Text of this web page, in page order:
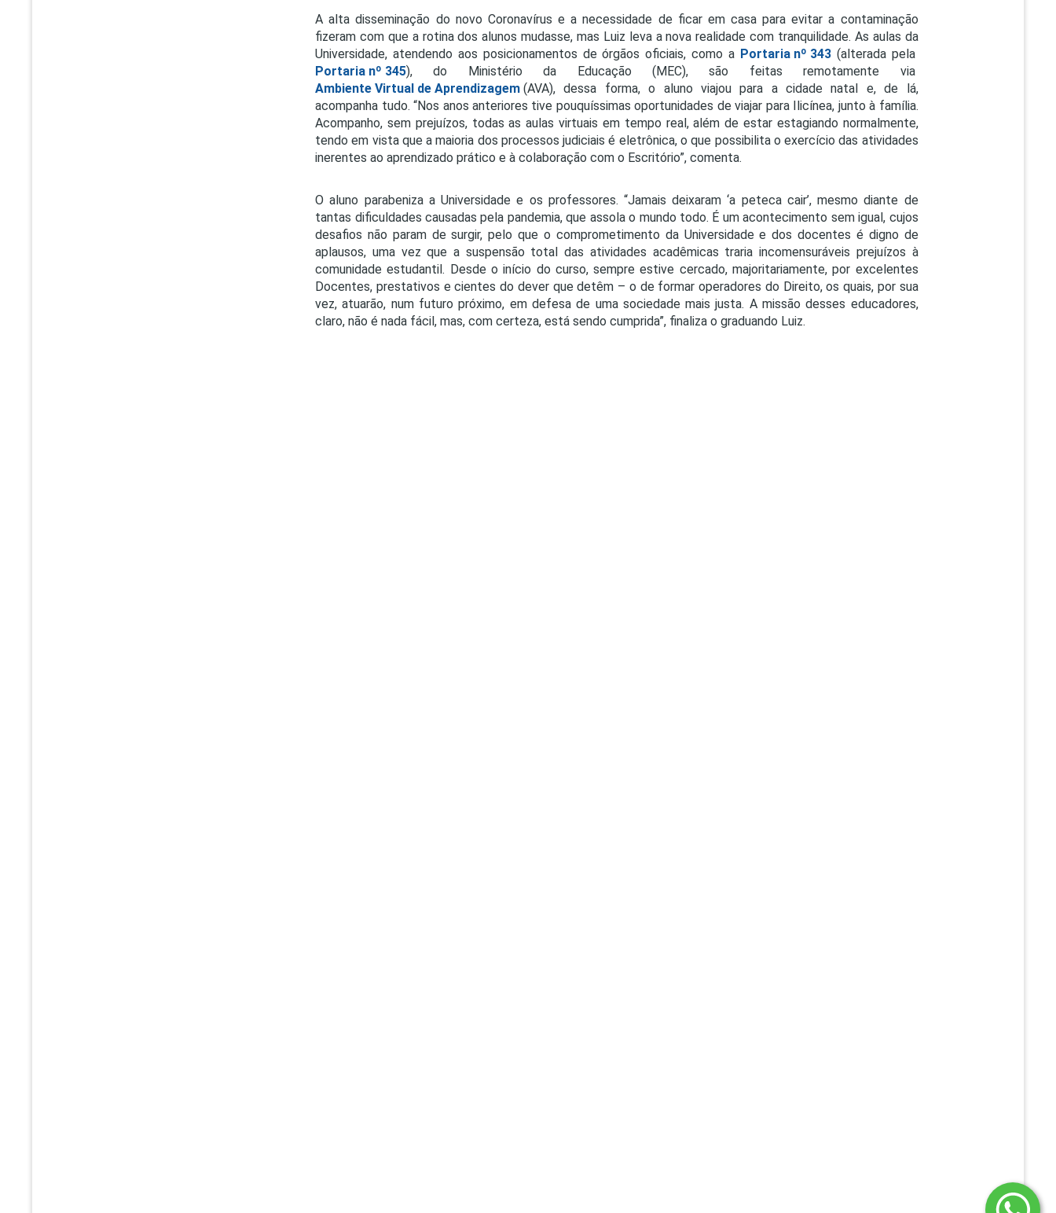
A alta disseminação do novo Coronavírus e a necessidade de ficar em casa para evitar a contaminação
fizeram com que a rotina dos alunos mudasse, mas Luiz leva a nova realidade com tranquilidade. As aulas da
Universidade, atendendo aos posicionamentos de órgãos oficiais, como a Portaria nº 343(alterada pela
Portaria nº 345), do Ministério da Educação (MEC), são feitas remotamente via
Ambiente Virtual de Aprendizagem(AVA), dessa forma, o aluno viajou para a cidade natal e, de lá,
acompanha tudo. “Nos anos anteriores tive pouquíssimas oportunidades de viajar para Ilicínea, junto à família.
Acompanho, sem prejuízos, todas as aulas virtuais em tempo real, além de estar estagiando normalmente,
tendo em vista que a maioria dos processos judiciais é eletrônica, o que possibilita o exercício das atividades
inerentes ao aprendizado prático e à colaboração com o Escritório”, comenta.
O aluno parabeniza a Universidade e os professores. “Jamais deixaram ‘a peteca cair’, mesmo diante de
tantas dificuldades causadas pela pandemia, que assola o mundo todo. É um acontecimento sem igual, cujos
desafios não param de surgir, pelo que o comprometimento da Universidade e dos docentes é digno de
aplausos, uma vez que a suspensão total das atividades acadêmicas traria incomensuráveis prejuízos à
comunidade estudantil. Desde o início do curso, sempre estive cercado, majoritariamente, por excelentes
Docentes, prestativos e cientes do dever que detêm – o de formar operadores do Direito, os quais, por sua
vez, atuarão, num futuro próximo, em defesa de uma sociedade mais justa. A missão desses educadores,
claro, não é nada fácil, mas, com certeza, está sendo cumprida”, finaliza o graduando Luiz.